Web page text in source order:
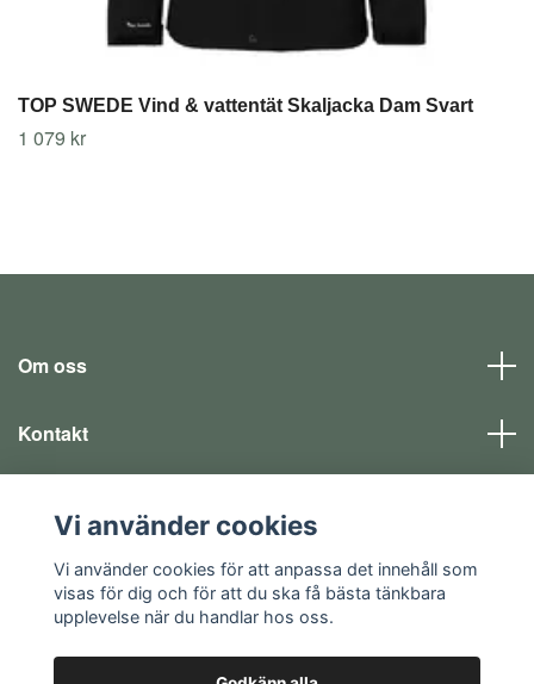
TOP SWEDE Vind & vattentät Skaljacka Dam Svart
1 079 kr
Om oss
Kontakt
Sociala medier
Vi använder cookies
Vi använder cookies för att anpassa det innehåll som
visas för dig och för att du ska få bästa tänkbara
upplevelse när du handlar hos oss.